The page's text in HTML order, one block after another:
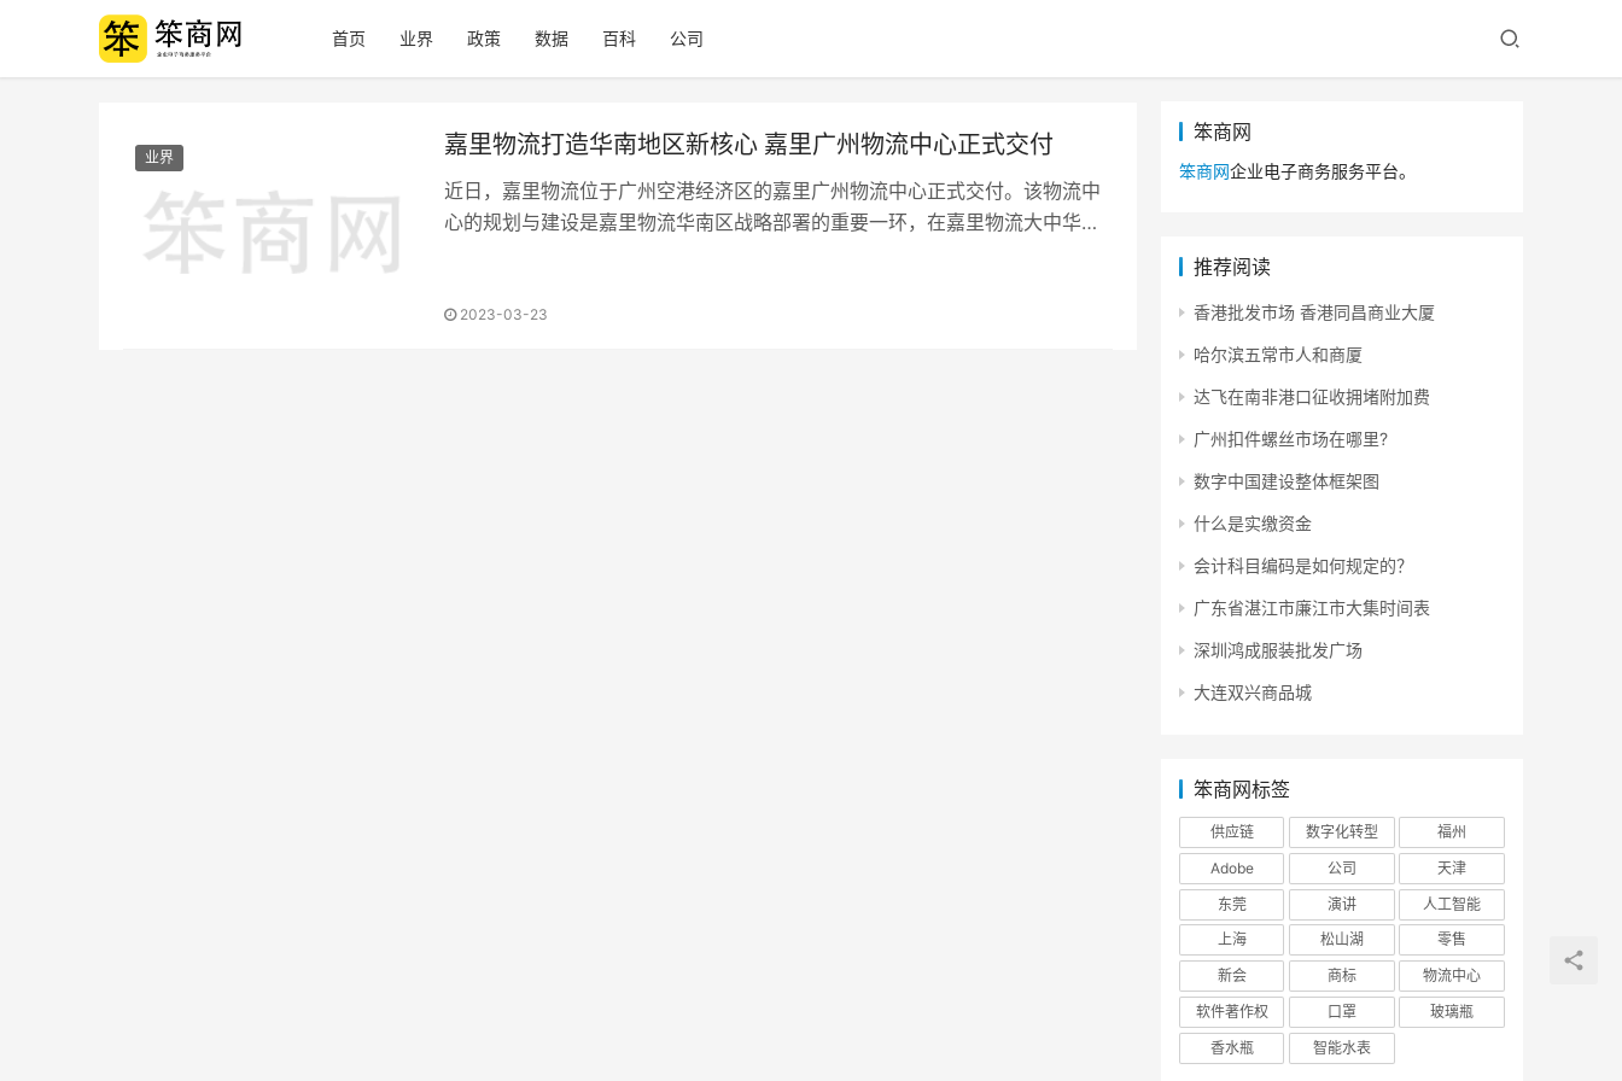
首页 业界 政策 数据 百科 公司
业界 嘉里物流打造华南地区新核心 嘉里广州物流中心正式交付
近日，嘉里物流位于广州空港经济区的嘉里广州物流中心正式交付。该物流中
心的规划与建设是嘉里物流华南区战略部署的重要一环，在嘉里物流大中华区
南区的业务范围，增强在华南地区的国际货代能力，完善嘉里物流在该地区的
2023-03-23
笨商网
笨商网企业电子商务服务平台。
推荐阅读
香港批发市场 香港同昌商业大厦
哈尔滨五常市人和商厦
达飞在南非港口征收拥堵附加费
广州扣件螺丝市场在哪里?
数字中国建设整体框架图
什么是实缴资金
会计科目编码是如何规定的？
广东省湛江市廉江市大集时间表
深圳鸿成服装批发广场
大连双兴商品城
笨商网标签
供应链 数字化转型
福州
Adobe
公司
天津
东莞
演讲
人工智能
上海
松山湖
零售
新会
商标
物流中心
软件著作权
口罩
玻璃瓶
香水瓶
智能水表